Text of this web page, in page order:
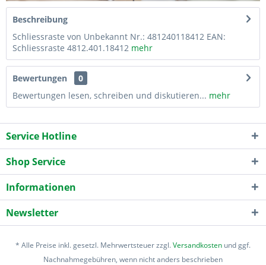
Beschreibung
Schliessraste von Unbekannt Nr.: 481240118412 EAN:
Schliessraste 4812.401.18412 mehr
Bewertungen
0
Bewertungen lesen, schreiben und diskutieren... mehr
Service Hotline
Shop Service
Informationen
Newsletter
* Alle Preise inkl. gesetzl. Mehrwertsteuer zzgl.Versandkosten und ggf.
Nachnahmegebühren, wenn nicht anders beschrieben